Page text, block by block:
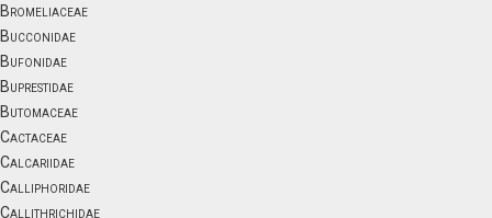
Bromeliaceae
Bucconidae
Bufonidae
Buprestidae
Butomaceae
Cactaceae
Calcariidae
Calliphoridae
Callithrichidae